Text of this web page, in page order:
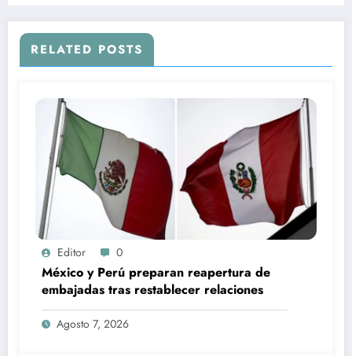
RELATED POSTS
Editor 0
México y Perú preparan reapertura de
embajadas tras restablecer relaciones
Agosto 7, 2026